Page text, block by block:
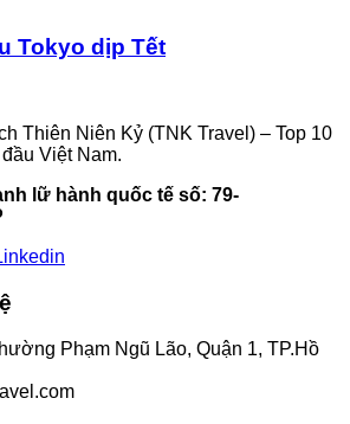
Tokyo dịp Tết
Thiên Niên Kỷ (TNK Travel) – Top 10
Việt Nam.
lữ hành quốc tế số: 79-
Phạm Ngũ Lão, Quận 1, TP.Hồ